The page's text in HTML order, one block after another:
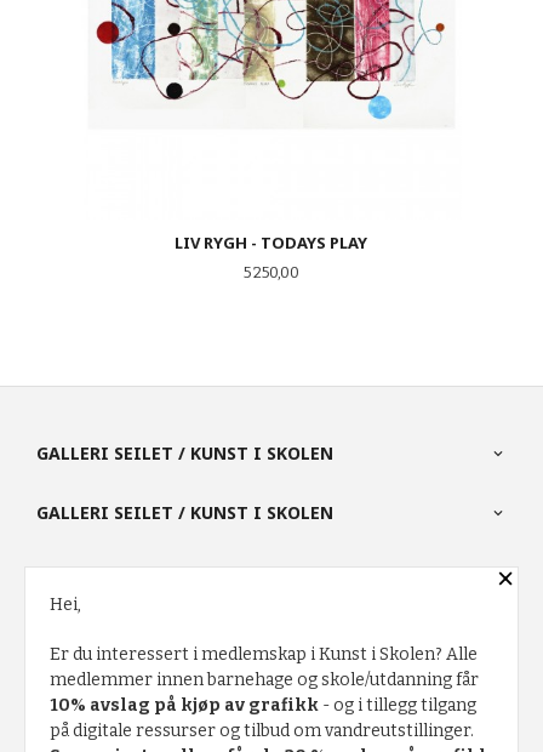
LIV RYGH - TODAYS PLAY
Pris
5 250,00
GALLERI SEILET / KUNST I SKOLEN
GALLERI SEILET / KUNST I SKOLEN
PARTNERE
FRAKT KJØPSBETINGELSER SIKKERHET OG PERSONVERN
NYHETSBREV
×
Hei,
Er du interessert i medlemskap i Kunst i Skolen? Alle
medlemmer innen barnehage og skole/utdanning får
10% avslag på kjøp av grafikk - og i tillegg tilgang
på digitale ressurser og tilbud om vandreutstillinger.